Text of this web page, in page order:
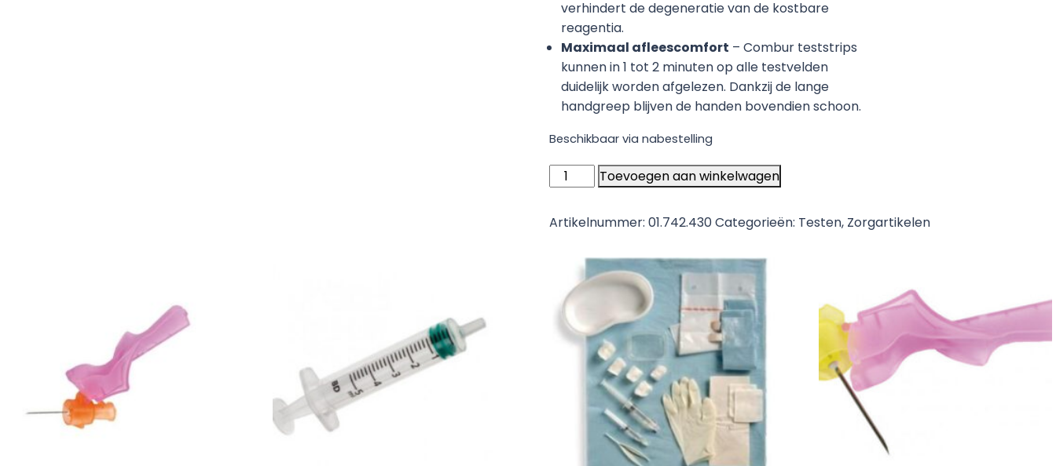
verhindert de degeneratie van de kostbare
reagentia.
Maximaal afleescomfort – Combur teststrips
kunnen in 1 tot 2 minuten op alle testvelden
duidelijk worden afgelezen. Dankzij de lange
handgreep blijven de handen bovendien schoon.
Beschikbaar via nabestelling
Combur
10
urine
100
stuks
aantal
Toevoegen aan winkelwagen
Artikelnummer: 01.742.430Categorieën: Testen, Zorgartikelen